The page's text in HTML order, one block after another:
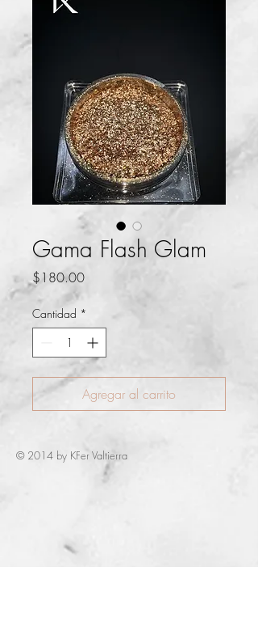
Gama Flash Glam
$180.00Precio
Cantidad *
Agregar al carrito
© 2014 by KFer Valtierra